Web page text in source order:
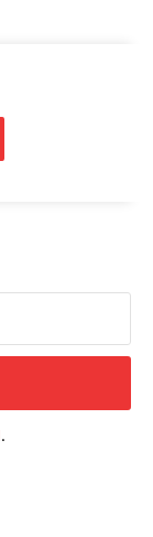
.